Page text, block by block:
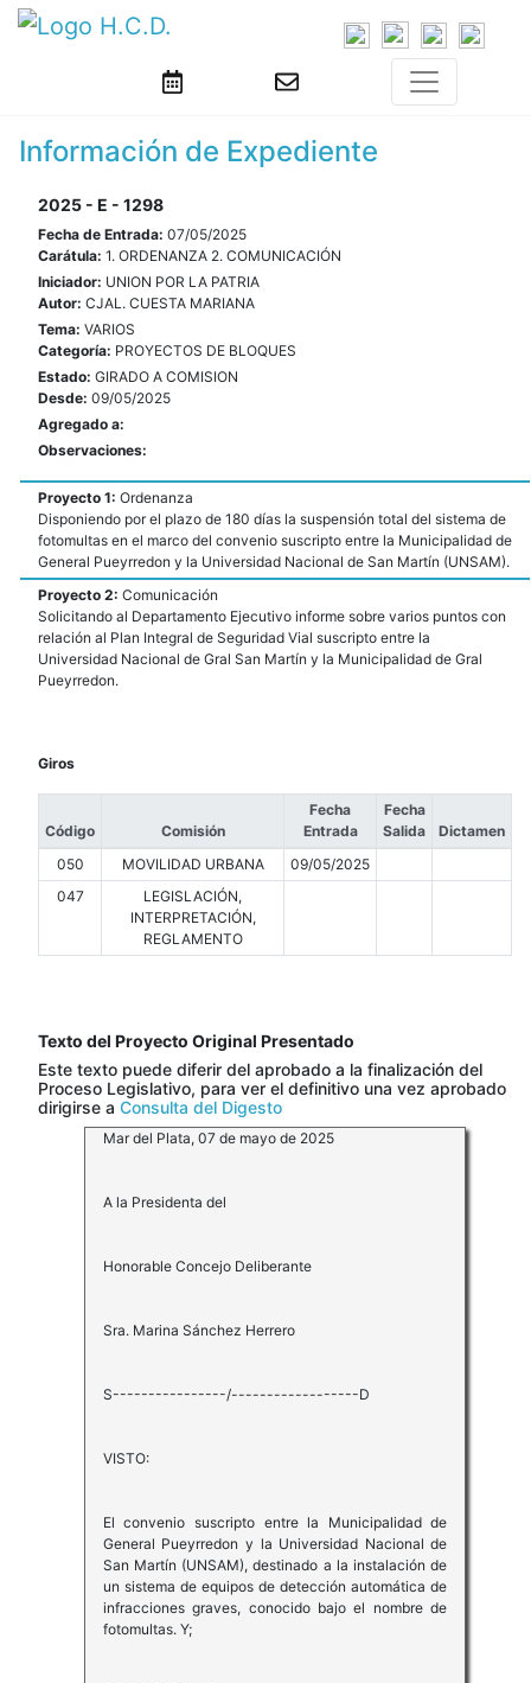
Información de Expediente
2025 - E - 1298
Fecha de Entrada: 07/05/2025
Carátula: 1. ORDENANZA 2. COMUNICACIÓN
Iniciador: UNION POR LA PATRIA
Autor: CJAL. CUESTA MARIANA
Tema: VARIOS
Categoría: PROYECTOS DE BLOQUES
Estado: GIRADO A COMISION
Desde: 09/05/2025
Agregado a:
Observaciones:
Proyecto 1: Ordenanza
Disponiendo por el plazo de 180 días la suspensión total del sistema de
fotomultas en el marco del convenio suscripto entre la Municipalidad de
General Pueyrredon y la Universidad Nacional de San Martín (UNSAM).
Proyecto 2: Comunicación
Solicitando al Departamento Ejecutivo informe sobre varios puntos con
relación al Plan Integral de Seguridad Vial suscripto entre la
Universidad Nacional de Gral San Martín y la Municipalidad de Gral
Pueyrredon.
Giros
Código Comisión
Fecha
Entrada
Fecha
Salida
Dictamen
050
MOVILIDAD URBANA
09/05/2025
047
LEGISLACIÓN,
INTERPRETACIÓN,
REGLAMENTO
Texto del Proyecto Original Presentado
Este texto puede diferir del aprobado a la finalización del
Proceso Legislativo, para ver el definitivo una vez aprobado
dirigirse a Consulta del Digesto
Mar del Plata, 07 de mayo de 2025
A la Presidenta del
Honorable Concejo Deliberante
Sra. Marina Sánchez Herrero
S----------------/------------------D
VISTO:
El convenio suscripto entre la Municipalidad de
General Pueyrredon y la Universidad Nacional de
San Martín (UNSAM), destinado a la instalación de
un sistema de equipos de detección automática de
infracciones graves, conocido bajo el nombre de
fotomultas. Y;